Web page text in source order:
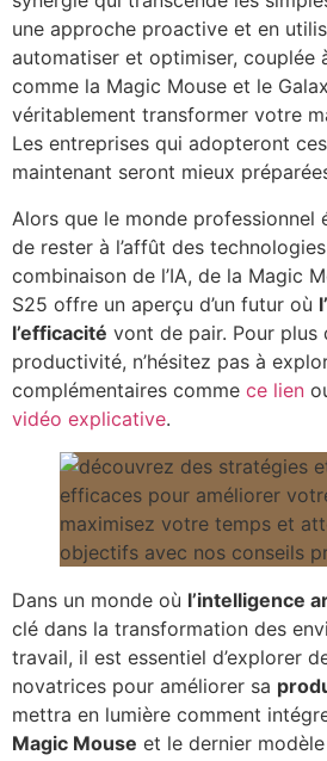
une approche proactive et en
automatiser et optimiser, couplée
comme la Magic Mouse et le
véritablement transformer votre
Les entreprises qui adopteront
maintenant seront mieux
Alors que le monde professionnel
de rester à l’affût des
combinaison de l’IA, de la Magic
S25 offre un aperçu d’un futur où
l’efficacité vont de pair. Pour plus
productivité, n’hésitez pas à
complémentaires comme ce lien
vidéo explicative.
Dans un monde où l’intelligence
clé dans la transformation des
travail, il est essentiel d’explorer
novatrices pour améliorer sa
mettra en lumière comment
Magic Mouse et le dernier